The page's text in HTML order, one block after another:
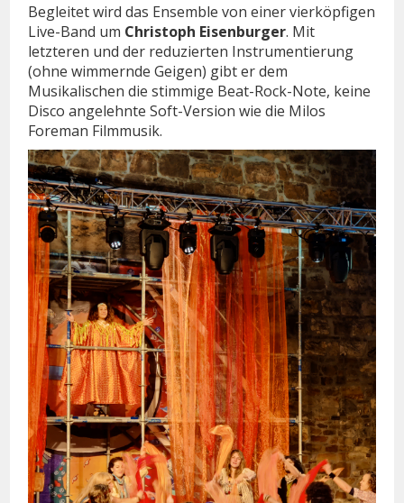
Begleitet wird das Ensemble von einer vierköpfigen
Live-Band um Christoph Eisenburger. Mit
letzteren und der reduzierten Instrumentierung
(ohne wimmernde Geigen) gibt er dem
Musikalischen die stimmige Beat-Rock-Note, keine
Disco angelehnte Soft-Version wie die Milos
Foreman Filmmusik.